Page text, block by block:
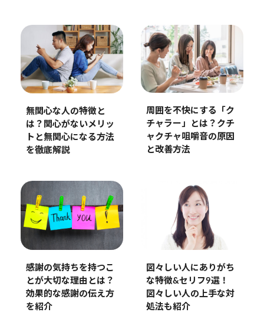
無関心な人の特徴と
は？関心がないメリッ
トと無関心になる方法
を徹底解説
周囲を不快にする「ク
チャラー」とは？クチ
ャクチャ咀嚼音の原因
と改善方法
感謝の気持ちを持つこ
とが大切な理由とは？
効果的な感謝の伝え方
を紹介
図々しい人にありがち
な特徴&セリフ9選！
図々しい人の上手な対
処法も紹介